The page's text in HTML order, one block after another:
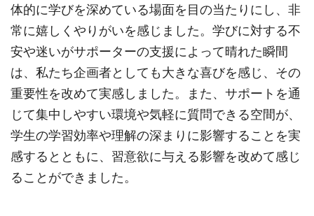
体的に学びを深めている場面を目の当たりにし、非
常に嬉しくやりがいを感じました。学びに対する不
安や迷いがサポーターの支援によって晴れた瞬間
は、私たち企画者としても大きな喜びを感じ、その
重要性を改めて実感しました。また、サポートを通
じて集中しやすい環境や気軽に質問できる空間が、
学生の学習効率や理解の深まりに影響することを実
感するとともに、習意欲に与える影響を改めて感じ
ることができました。